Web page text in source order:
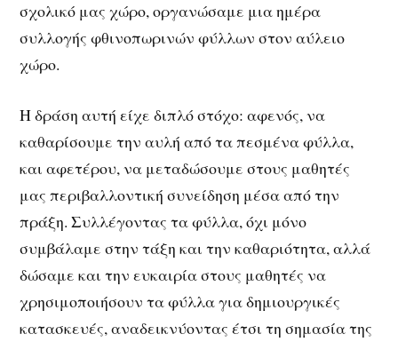
σχολικό μας χώρο, οργανώσαμε μια ημέρα
συλλογής φθινοπωρινών φύλλων στον αύλειο
χώρο.
Η δράση αυτή είχε διπλό στόχο: αφενός, να
καθαρίσουμε την αυλή από τα πεσμένα φύλλα,
και αφετέρου, να μεταδώσουμε στους μαθητές
μας περιβαλλοντική συνείδηση μέσα από την
πράξη. Συλλέγοντας τα φύλλα, όχι μόνο
συμβάλαμε στην τάξη και την καθαριότητα, αλλά
δώσαμε και την ευκαιρία στους μαθητές να
χρησιμοποιήσουν τα φύλλα για δημιουργικές
κατασκευές, αναδεικνύοντας έτσι τη σημασία της